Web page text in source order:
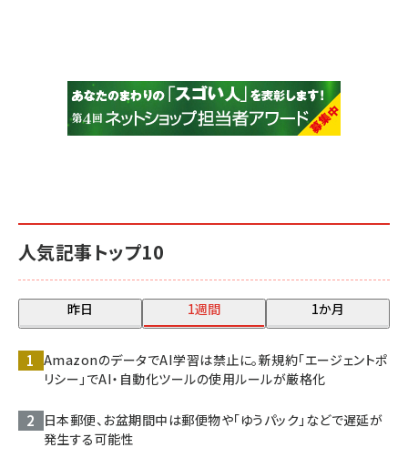
人気記事トップ10
昨日 1週間 1か月
AmazonのデータでAI学習は禁止に。新規約「エージェントポ
リシー」でAI・自動化ツールの使用ルールが厳格化
日本郵便、お盆期間中は郵便物や「ゆうパック」などで遅延が
発生する可能性